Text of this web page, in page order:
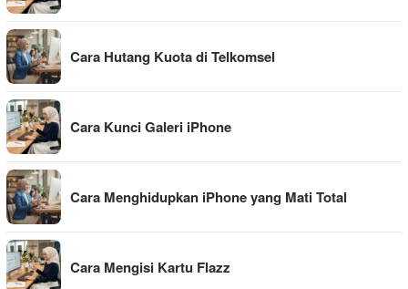
Cara Hutang Kuota di Telkomsel
Cara Kunci Galeri iPhone
Cara Menghidupkan iPhone yang Mati Total
Cara Mengisi Kartu Flazz